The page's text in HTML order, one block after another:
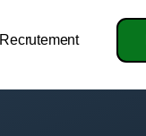
Recrutement